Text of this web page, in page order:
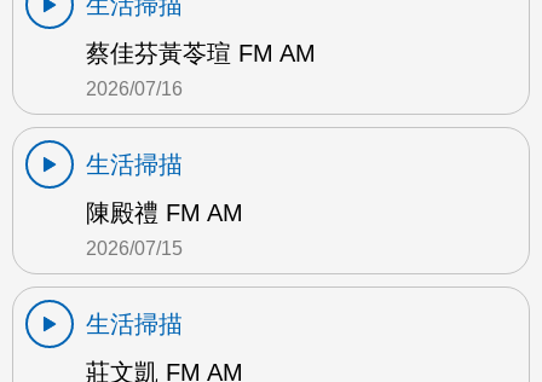
蔡佳芬黃苓瑄 FM AM
2026/07/16
生活掃描
陳殿禮 FM AM
2026/07/15
生活掃描
莊文凱 FM AM